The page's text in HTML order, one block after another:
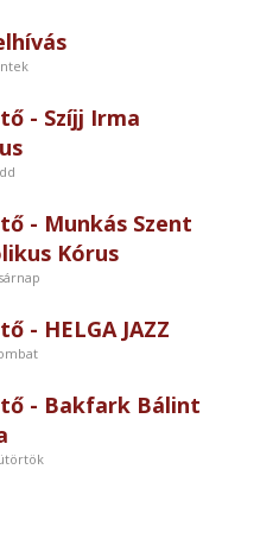
- Szíjj Irma
- Munkás Szent
Kórus
- HELGA JAZZ
- Bakfark Bálint